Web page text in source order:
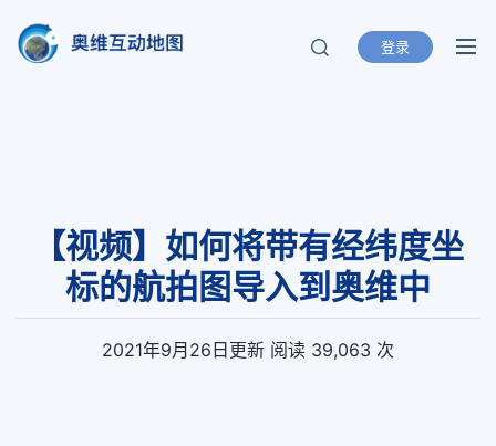
奥维互动地图
北京元生华网软件有限公司 400-893-
登录
【视频】如何将带有经纬度坐
标的航拍图导入到奥维中
2021年9月26日 更新 阅读 39,063 次